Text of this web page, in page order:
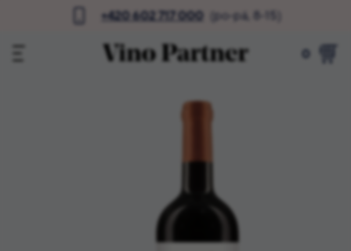
+420 602 717 000 (po-pá, 8-15)
0